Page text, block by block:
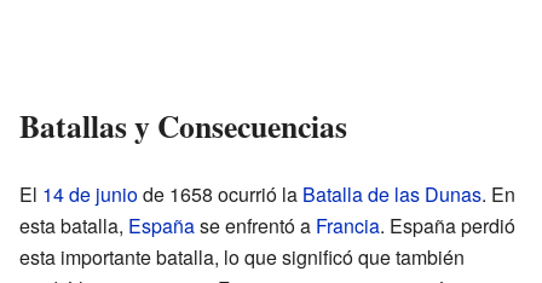
Batallas y Consecuencias
El 14 de juniode 1658 ocurrió la Batalla de las Dunas. En
esta batalla, Españase enfrentó a Francia. España perdió
esta importante batalla, lo que significó que también